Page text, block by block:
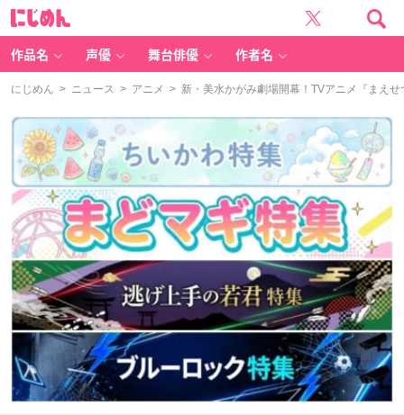
作品名 声優 舞台俳優 作者名
にじめん > ニュース > アニメ > 新・美水かがみ劇場開幕！TVアニメ『まえ